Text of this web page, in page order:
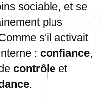
sociable, et se
plus
s'il activait
: confiance,
contrôle et
.